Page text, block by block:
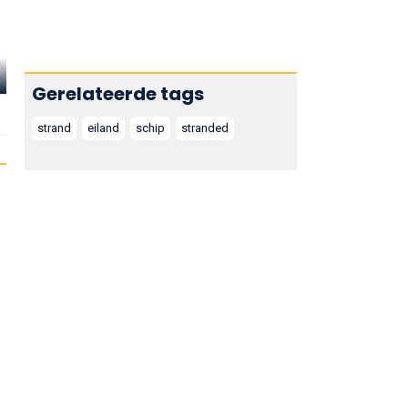
Denham
Philip Stainton
Mr. Ansty
Gerelateerde tags
strand eiland schip stranded